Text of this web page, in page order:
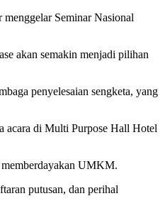
Seminar Nasional
akan semakin menjadi pilihan
penyelesaian sengketa, yang
acara di Multi Purpose Hall Hotel
memberdayakan UMKM.
putusan, dan perihal